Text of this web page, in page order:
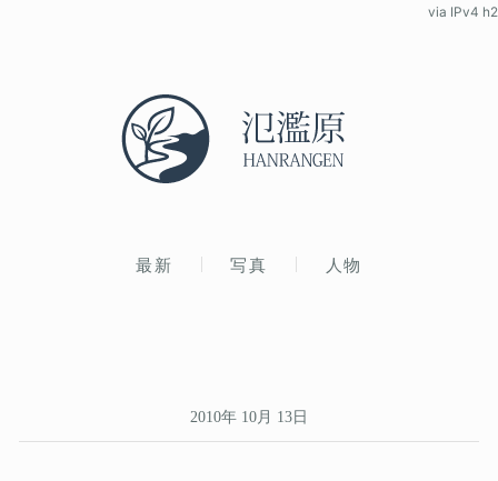
最新 写真 人物
via IPv4 h2
2010年 10月 13日